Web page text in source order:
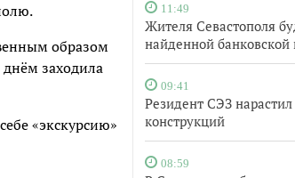
11:49
Жителя Севастополя
найденной банковской
09:41
Резидент СЭЗ
конструкций
08:59
образом
заходила
«экскурсию»